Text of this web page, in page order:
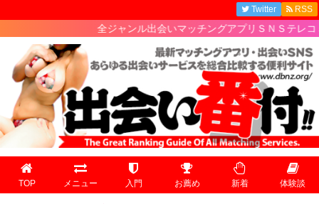
全ジャンル出会いマッチングアプリＳＮＳテレコ
TOP メニュー 入門 お薦め 新着 体験談
Twitter RSS